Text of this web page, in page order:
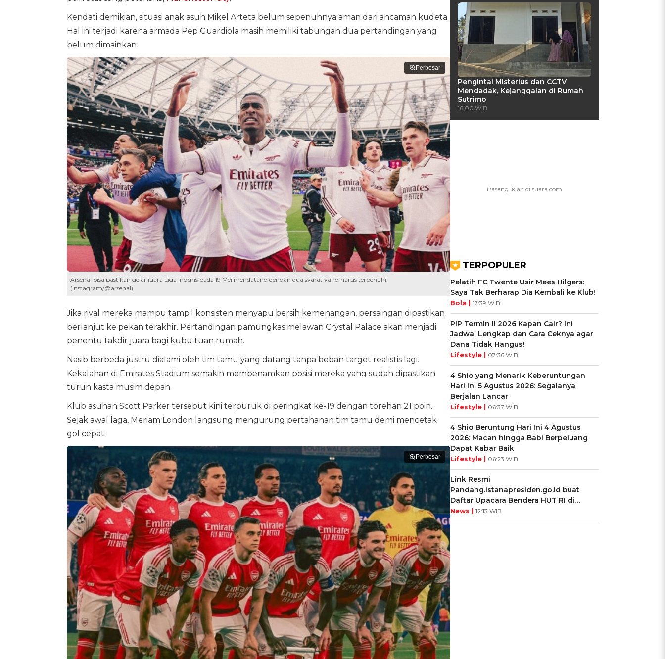
Kendati demikian, situasi anak asuh Mikel Arteta belum sepenuhnya aman dari ancaman kudeta.
Hal ini terjadi karena armada Pep Guardiola masih memiliki tabungan dua pertandingan yang
belum dimainkan.
Perbesar
Arsenal bisa pastikan gelar juara Liga Inggris pada 19 Mei mendatang dengan dua syarat yang harus terpenuhi.
(Instagram/@arsenal)
Jika rival mereka mampu tampil konsisten menyapu bersih kemenangan, persaingan dipastikan
berlanjut ke pekan terakhir. Pertandingan pamungkas melawan Crystal Palace akan menjadi
penentu takdir juara bagi kubu tuan rumah.
Nasib berbeda justru dialami oleh tim tamu yang datang tanpa beban target realistis lagi.
Kekalahan di Emirates Stadium semakin membenamkan posisi mereka yang sudah dipastikan
turun kasta musim depan.
Klub asuhan Scott Parker tersebut kini terpuruk di peringkat ke-19 dengan torehan 21 poin.
Sejak awal laga, Meriam London langsung mengurung pertahanan tim tamu demi mencetak
gol cepat.
Perbesar
Pengintai Misterius dan CCTV
Mendadak, Kejanggalan di Rumah
Sutrimo
16:00 WIB
TERPOPULER
Pelatih FC Twente Usir Mees Hilgers:
Saya Tak Berharap Dia Kembali ke Klub!
Bola | 17:39 WIB
PIP Termin II 2026 Kapan Cair? Ini
Jadwal Lengkap dan Cara Ceknya agar
Dana Tidak Hangus!
Lifestyle | 07:36 WIB
4 Shio yang Menarik Keberuntungan
Hari Ini 5 Agustus 2026: Segalanya
Berjalan Lancar
Lifestyle | 06:37 WIB
4 Shio Beruntung Hari Ini 4 Agustus
2026: Macan hingga Babi Berpeluang
Dapat Kabar Baik
Lifestyle | 06:23 WIB
Link Resmi
Pandang.istanapresiden.go.id buat
Daftar Upacara Bendera HUT RI di
Istana Negara
News | 12:13 WIB